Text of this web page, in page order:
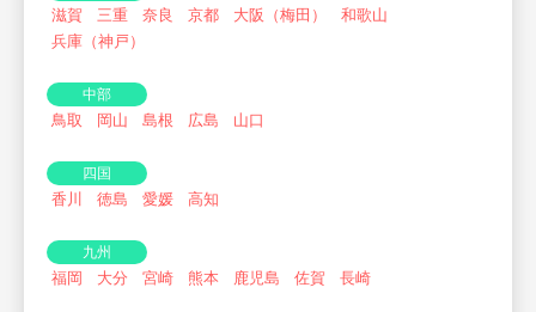
滋賀 三重 奈良 京都 大阪（梅田）
和歌山
兵庫（神戸）
中部
鳥取 岡山 島根 広島 山口
四国
香川 徳島 愛媛 高知
九州
福岡 大分 宮崎 熊本 鹿児島 佐賀 長崎